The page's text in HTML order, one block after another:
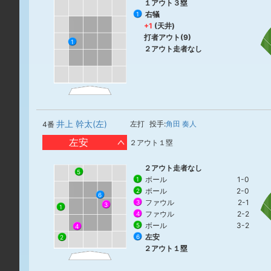
1
１アウト３塁
1
右犠
+1 (天井)
打者アウト(9)
２アウト走者なし
4番 井上 幹太(左) 左打 投手:角田 奏人
左安 ２アウト１塁
1
2
3
4
5
6
２アウト走者なし
1 ボール 1-0
2 ボール 2-0
3 ファウル 2-1
4 ファウル 2-2
5 ボール 3-2
6
左安
２アウト１塁